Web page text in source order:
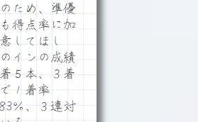
ため、準優
得点率に加
してほし
インの成績
５本、３着
１着率
％、３連対